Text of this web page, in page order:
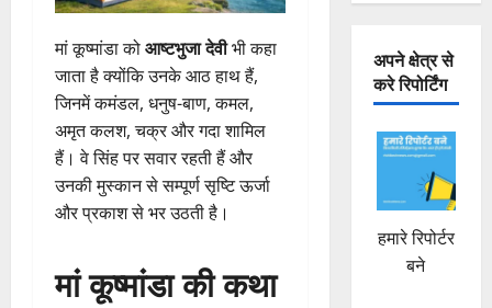
मां कूष्मांडा कोआष्टभुजा देवीभी कहा
जाता है क्योंकि उनके आठ हाथ हैं,
जिनमें कमंडल, धनुष-बाण, कमल,
अमृत कलश, चक्र और गदा शामिल
हैं। वे सिंह पर सवार रहती हैं और
उनकी मुस्कान से सम्पूर्ण सृष्टि ऊर्जा
और प्रकाश से भर उठती है।
मां कूष्मांडा की कथा
अपने क्षेत्र से
करे रिपोर्टिंग
हमारे रिपोर्टर
बने